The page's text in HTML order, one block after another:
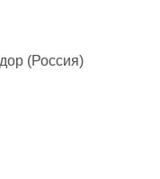
(Россия)